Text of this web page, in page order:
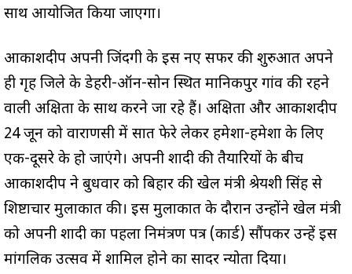
साथ आयोजित किया जाएगा।
आकाशदीप अपनी जिंदगी के इस नए सफर की शुरुआत अपने
ही गृह जिले के डेहरी-ऑन-सोन स्थित मानिकपुर गांव की रहने
वाली अक्षिता के साथ करने जा रहे हैं। अक्षिता और आकाशदीप
24 जून को वाराणसी में सात फेरे लेकर हमेशा-हमेशा के लिए
एक-दूसरे के हो जाएंगे। अपनी शादी की तैयारियों के बीच
आकाशदीप ने बुधवार को बिहार की खेल मंत्री श्रेयशी सिंह से
शिष्टाचार मुलाकात की। इस मुलाकात के दौरान उन्होंने खेल मंत्री
को अपनी शादी का पहला निमंत्रण पत्र (कार्ड) सौंपकर उन्हें इस
मांगलिक उत्सव में शामिल होने का सादर न्योता दिया।